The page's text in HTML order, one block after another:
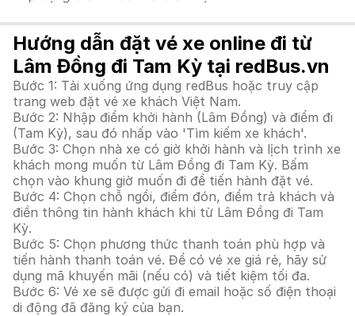
Hướng dẫn đặt vé xe online đi từ
Lâm Đồng đi Tam Kỳ tại redBus.vn
Bước 1: Tải xuống ứng dụng redBus hoặc truy cập
trang web đặt vé xe khách Việt Nam.
Bước 2: Nhập điểm khởi hành (Lâm Đồng) và điểm đi
(Tam Kỳ), sau đó nhấp vào 'Tìm kiếm xe khách'.
Bước 3: Chọn nhà xe có giờ khởi hành và lịch trình xe
khách mong muốn từ Lâm Đồng đi Tam Kỳ. Bấm
chọn vào khung giờ muốn đi để tiến hành đặt vé.
Bước 4: Chọn chỗ ngồi, điểm đón, điểm trả khách và
điền thông tin hành khách khi từ Lâm Đồng đi Tam
Kỳ.
Bước 5: Chọn phương thức thanh toán phù hợp và
tiến hành thanh toán vé. Để có vé xe giá rẻ, hãy sử
dụng mã khuyến mãi (nếu có) và tiết kiệm tối đa.
Bước 6: Vé xe sẽ được gửi đi email hoặc số điện thoại
di động đã đăng ký của bạn.